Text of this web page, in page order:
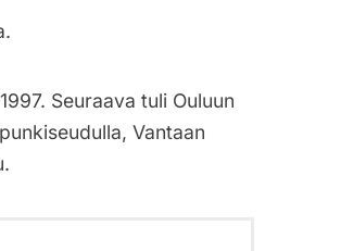
Seuraava tuli Ouluun
Vantaan